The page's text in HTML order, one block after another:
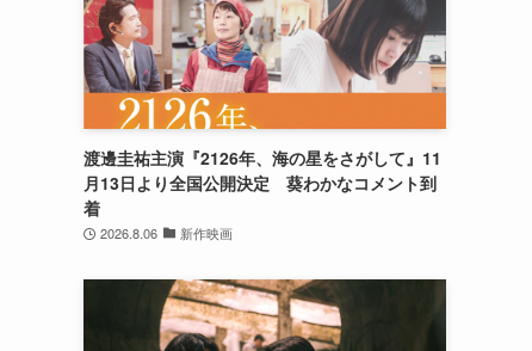
渡邊圭祐主演『2126年、海の星をさがして』11
月13日より全国公開決定 葵わかなコメント到
着
2026.8.06 新作映画